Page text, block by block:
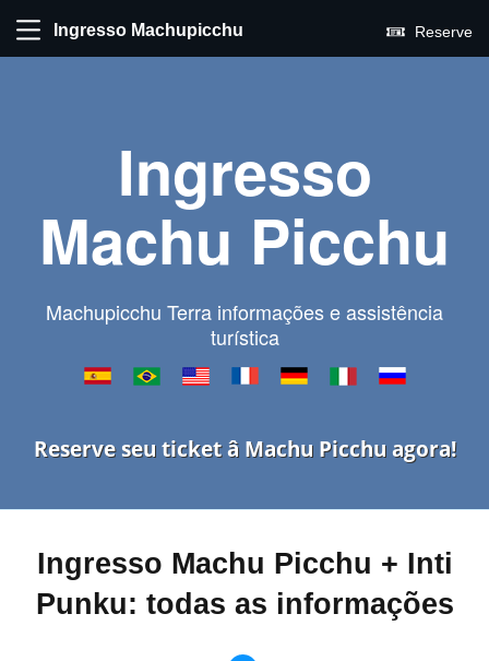
Ingresso Machupicchu Reserve
Ingresso
Machu Picchu
Machupicchu Terra informações e assistência
turística
Reserve seu ticket â Machu Picchu agora!
Ingresso Machu Picchu + Inti
Punku: todas as informações